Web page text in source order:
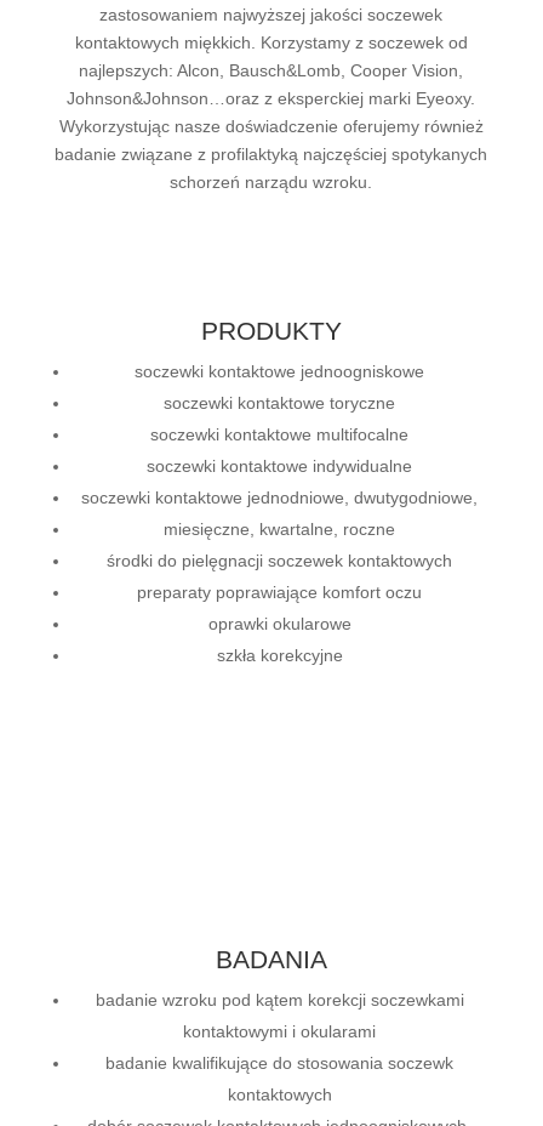
zastosowaniem najwyższej jakości soczewek
kontaktowych miękkich. Korzystamy z soczewek od
najlepszych: Alcon, Bausch&Lomb, Cooper Vision,
Johnson&Johnson…oraz z eksperckiej marki Eyeoxy.
Wykorzystując nasze doświadczenie oferujemy również
badanie związane z profilaktyką najczęściej spotykanych
schorzeń narządu wzroku.
PRODUKTY
soczewki kontaktowe jednoogniskowe
soczewki kontaktowe toryczne
soczewki kontaktowe multifocalne
soczewki kontaktowe indywidualne
soczewki kontaktowe jednodniowe, dwutygodniowe,
miesięczne, kwartalne, roczne
środki do pielęgnacji soczewek kontaktowych
preparaty poprawiające komfort oczu
oprawki okularowe
szkła korekcyjne
BADANIA
badanie wzroku pod kątem korekcji soczewkami
kontaktowymi i okularami
badanie kwalifikujące do stosowania soczewk
kontaktowych